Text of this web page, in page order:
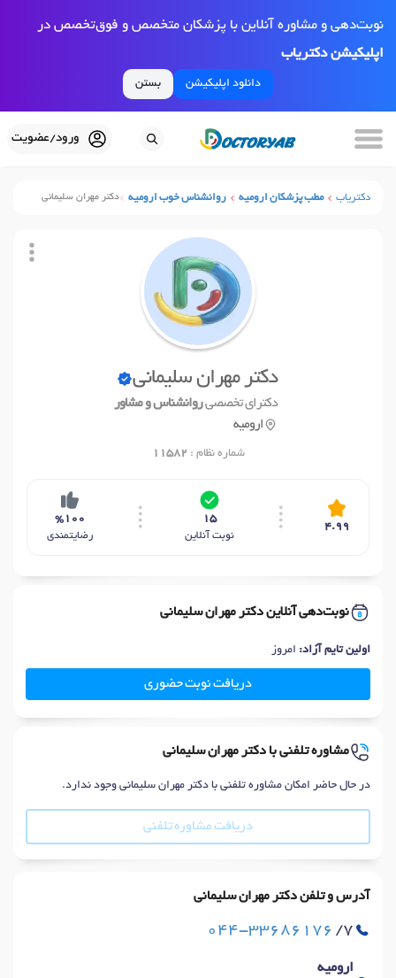
نوبت‌دهی و مشاوره آنلاین با پزشکان متخصص و فوق‌تخصص در
اپلیکیشن دکتریاب
دانلود اپلیکیشن بستن
ورود/عضویت
دکتریاب مطب پزشکان ارومیه روانشناس خوب ارومیه دکتر مهران سلیمانی
دکتر مهران سلیمانی
دکترای تخصصیروانشناس و مشاور
ارومیه
شماره نظام : 11582
4.99
15
نوبت آنلاین
%100
رضایتمندی
نوبت‌دهی آنلاین دکتر مهران سلیمانی
اولین تایم آزاد: امروز
دریافت نوبت حضوری
مشاوره تلفنی با دکتر مهران سلیمانی
در حال حاضر امکان مشاوره تلفنی با دکتر مهران سلیمانی وجود ندارد.
دریافت مشاوره تلفنی
آدرس و تلفن دکتر مهران سلیمانی
044-33686176 /7
ارومیه